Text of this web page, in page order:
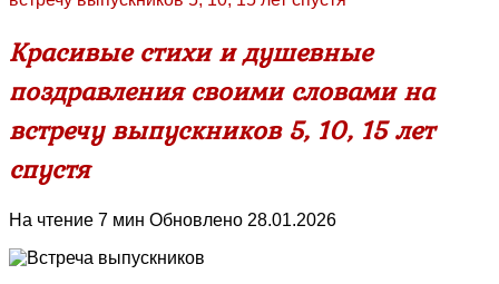
Красивые стихи и душевные
поздравления своими словами на
встречу выпускников 5, 10, 15 лет
спустя
На чтение 7 мин Обновлено 28.01.2026